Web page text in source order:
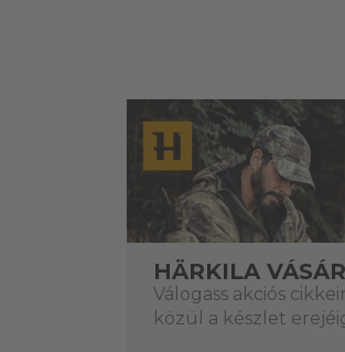
HÄRKILA VÁSÁR
Válogass akciós
közül a készlet